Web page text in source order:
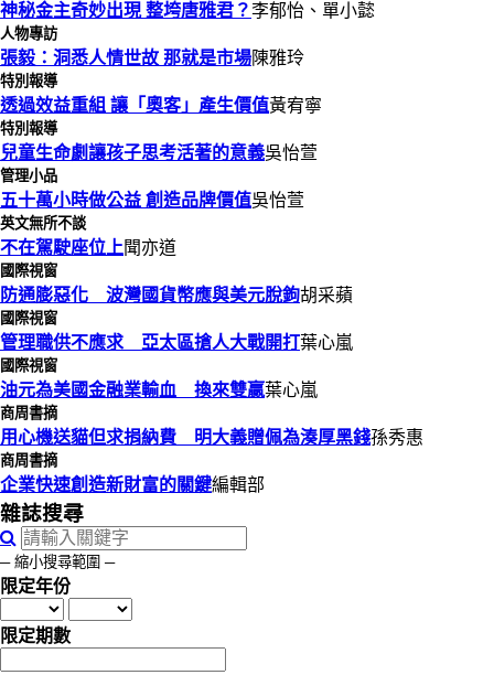
神秘金主奇妙出現 整垮唐雅君？李郁怡、單小懿
人物專訪
張毅：洞悉人情世故 那就是市場陳雅玲
特別報導
透過效益重組 讓「奧客」產生價值黃宥寧
特別報導
兒童生命劇讓孩子思考活著的意義吳怡萱
管理小品
五十萬小時做公益 創造品牌價值吳怡萱
英文無所不談
不在駕駛座位上聞亦道
國際視窗
防通膨惡化 波灣國貨幣應與美元脫鉤胡采蘋
國際視窗
管理職供不應求 亞太區搶人大戰開打葉心嵐
國際視窗
油元為美國金融業輸血 換來雙贏葉心嵐
商周書摘
用心機送貓但求捐納費 明大義贈佩為湊厚黑錢孫秀惠
商周書摘
企業快速創造新財富的關鍵編輯部
雜誌搜尋
─ 縮小搜尋範圍 ─
限定年份
限定期數